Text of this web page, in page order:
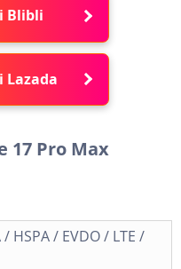
Blibli
Lazada
17 Pro Max
HSPA / EVDO / LTE /